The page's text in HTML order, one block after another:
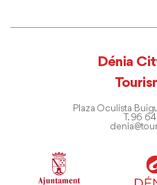
Dénia
Plaza Oculista
T. 96